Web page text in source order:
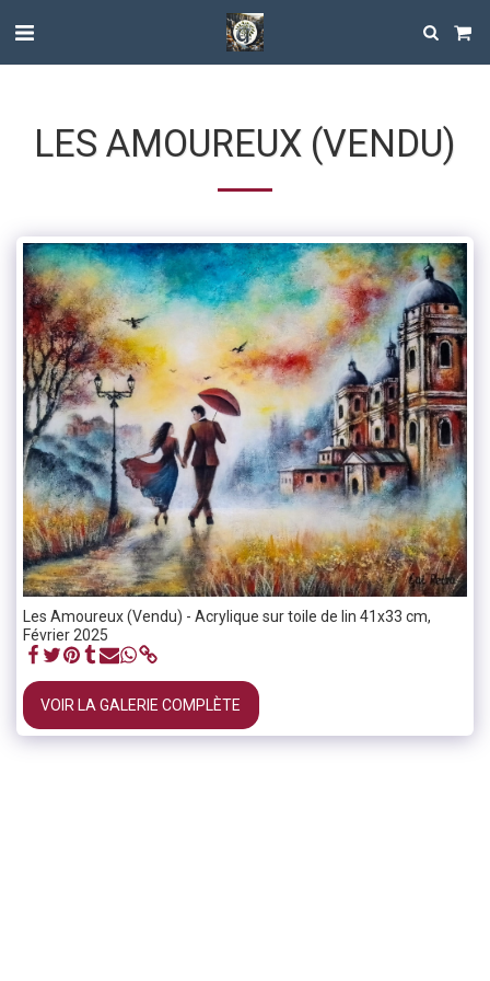
LES AMOUREUX (VENDU)
Les Amoureux (Vendu) - Acrylique sur toile de lin 41x33 cm,
Février 2025
VOIR LA GALERIE COMPLÈTE